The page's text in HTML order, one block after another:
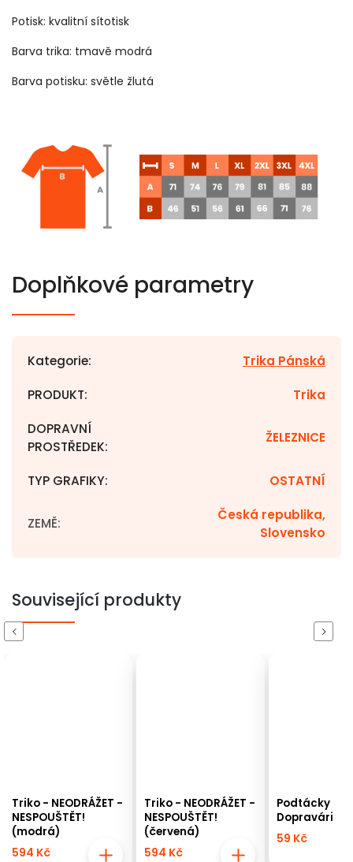
Potisk: kvalitní sítotisk
Barva trika: tmavě modrá
Barva potisku: světle žlutá
Doplňkové parametry
Kategorie: Trika Pánská
PRODUKT: Trika
DOPRAVNÍ
PROSTŘEDEK:
ŽELEZNICE
TYP GRAFIKY: OSTATNÍ
ZEMĚ:
Česká republika,
Slovensko
Související produkty
Previous
Triko - NEODRÁŽET -
NESPOUŠTĚT!
(modrá)
594 Kč
Triko - NEODRÁŽET -
NESPOUŠTĚT!
(červená)
594 Kč
Podtácky 4
Dopravárium
59 Kč
Next